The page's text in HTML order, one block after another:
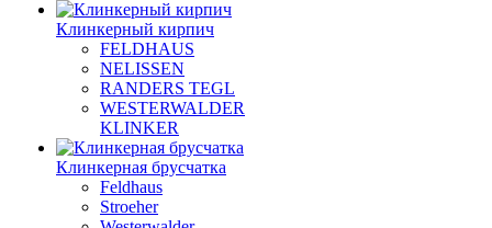
Клинкерный кирпич
FELDHAUS
NELISSEN
RANDERS TEGL
WESTERWALDER
KLINKER
Клинкерная брусчатка
Feldhaus
Stroeher